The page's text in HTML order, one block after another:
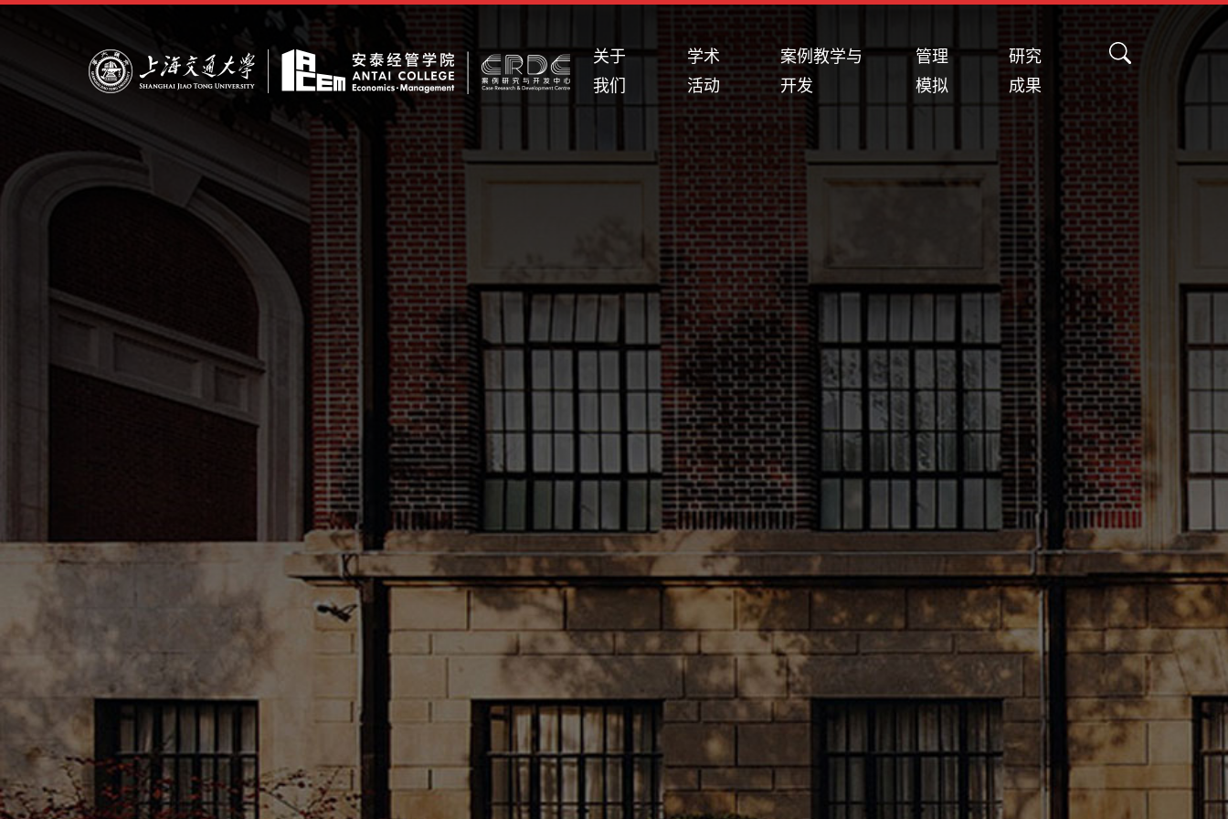
关于
我们
学术
活动
案例教学与
开发
管理
模拟
研究
成果